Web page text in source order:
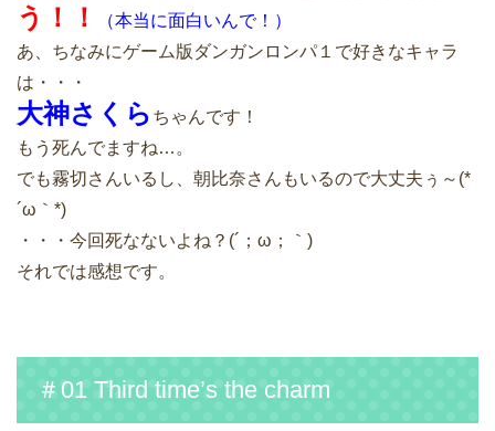
う！！
（本当に面白いんで！）
あ、ちなみにゲーム版ダンガンロンパ１で好きなキャラ
は・・・
大神さくら ちゃんです！
もう死んでますね…。
でも霧切さんいるし、朝比奈さんもいるので大丈夫ぅ～(*
´ω｀*)
・・・今回死なないよね？(´；ω；｀)
それでは感想です。
＃01 Third time’s the charm